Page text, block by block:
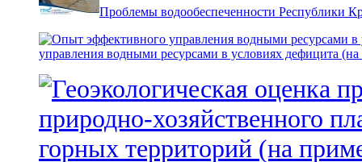
Проблемы водообеспеченности Республики
управления водными ресурсами в условиях дефицита